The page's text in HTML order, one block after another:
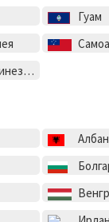
Гуам
Самоа